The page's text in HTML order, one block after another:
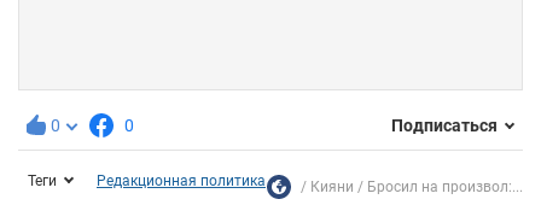
0 0 Подписаться
Теги Редакционная политика Кияни Бросил на произвол:...